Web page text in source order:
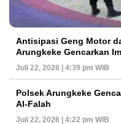
Antisipasi Geng Motor
Arungkeke Gencarkan
Juli 22, 2026 | 4:39 pm WIB
Polsek Arungkeke
Al-Falah
Juli 22, 2026 | 4:22 pm WIB